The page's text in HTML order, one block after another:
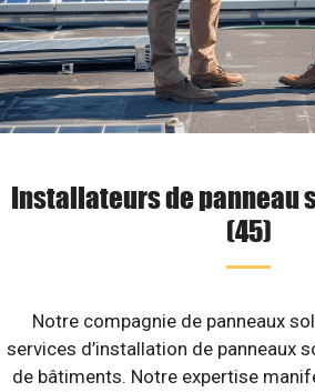
Installateurs de panneau
(45)
Notre compagnie de panneaux
services d’installation de panneaux
de bâtiments. Notre expertise